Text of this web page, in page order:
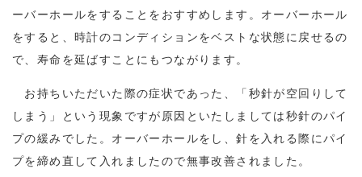
ーバーホールをすることをおすすめします。オーバーホール
をすると、時計のコンディションをベストな状態に戻せるの
で、寿命を延ばすことにもつながります。
お持ちいただいた際の症状であった、「秒針が空回りして
しまう」という現象ですが原因といたしましては秒針のパイ
プの緩みでした。オーバーホールをし、針を入れる際にパイ
プを締め直して入れましたので無事改善されました。